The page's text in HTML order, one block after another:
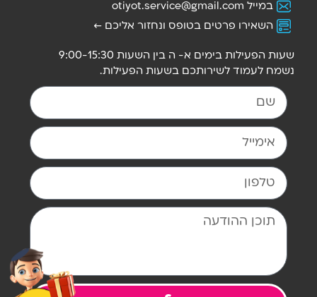
במייל ‫ otiyot.service@gmail.com
השאירו פרטים בטופס ונחזור אליכם ←
שעות הפעילות בימים א- ה בין השעות 9:00-15:30
נשמח לעמוד לשירותכם בשעות הפעילות.